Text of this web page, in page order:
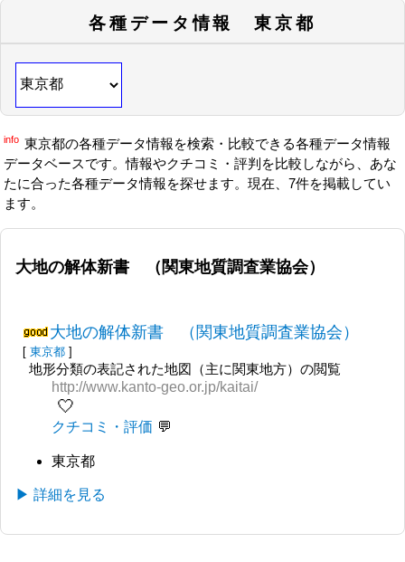
各種データ情報 東京都
info 東京都の各種データ情報を検索・比較できる各種データ情報
データベースです。情報やクチコミ・評判を比較しながら、あな
たに合った各種データ情報を探せます。現在、7件を掲載してい
ます。
大地の解体新書 （関東地質調査業協会）
大地の解体新書 （関東地質調査業協会）
[ 東京都 ]
地形分類の表記された地図（主に関東地方）の閲覧
http://www.kanto-geo.or.jp/kaitai/
🤍
クチコミ・評価
東京都
▶ 詳細を見る